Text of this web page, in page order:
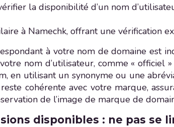
la disponibilité d’un nom
à Namechk, offrant une vérification
à votre nom de domaine est
nom d’utilisateur, comme « officiel
en utilisant un synonyme ou une
cohérente avec votre marque,
de l’image de marque de
disponibles : ne pas se